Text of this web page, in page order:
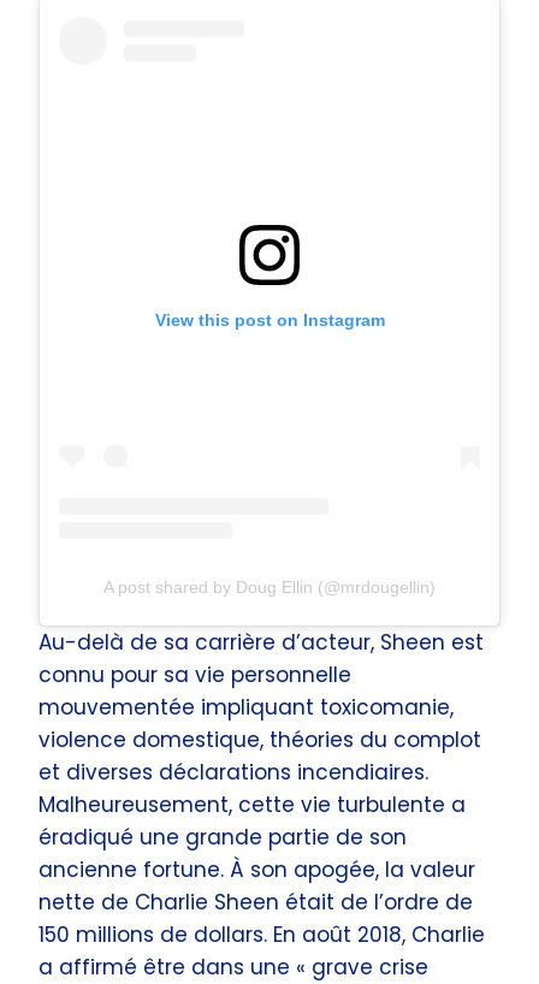
View this post on Instagram
A post shared by Doug Ellin (@mrdougellin)
Au-delà de sa carrière d’acteur, Sheen est
connu pour sa vie personnelle
mouvementée impliquant toxicomanie,
violence domestique, théories du complot
et diverses déclarations incendiaires.
Malheureusement, cette vie turbulente a
éradiqué une grande partie de son
ancienne fortune. À son apogée, la valeur
nette de Charlie Sheen était de l’ordre de
150 millions de dollars. En août 2018, Charlie
a affirmé être dans une « grave crise